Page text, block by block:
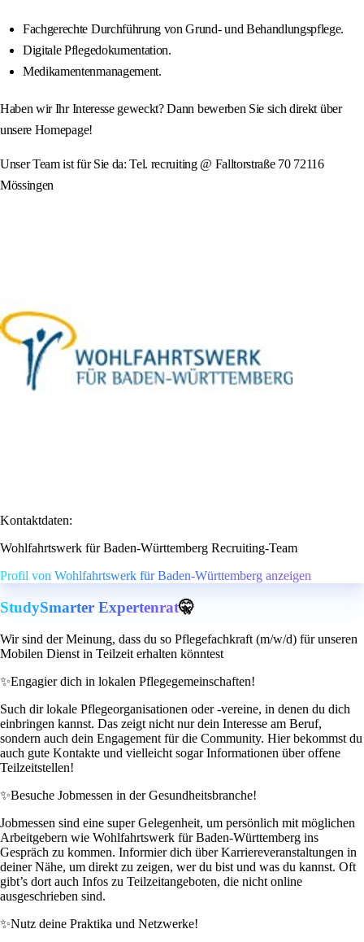
Fachgerechte Durchführung von Grund- und Behandlungspflege.
Digitale Pflegedokumentation.
Medikamentenmanagement.
Haben wir Ihr Interesse geweckt? Dann bewerben Sie sich direkt über
unsere Homepage!
Unser Team ist für Sie da: Tel. recruiting @ Falltorstraße 70 72116
Mössingen
Kontaktdaten:
Wohlfahrtswerk für Baden-Württemberg Recruiting-Team
Profil von Wohlfahrtswerk für Baden-Württemberg anzeigen
StudySmarter Expertenrat🤫
Wir sind der Meinung, dass du so Pflegefachkraft (m/w/d) für unseren
Mobilen Dienst in Teilzeit erhalten könntest
✨Engagier dich in lokalen Pflegegemeinschaften!
Such dir lokale Pflegeorganisationen oder -vereine, in denen du dich
einbringen kannst. Das zeigt nicht nur dein Interesse am Beruf,
sondern auch dein Engagement für die Community. Hier bekommst du
auch gute Kontakte und vielleicht sogar Informationen über offene
Teilzeitstellen!
✨Besuche Jobmessen in der Gesundheitsbranche!
Jobmessen sind eine super Gelegenheit, um persönlich mit möglichen
Arbeitgebern wie Wohlfahrtswerk für Baden-Württemberg ins
Gespräch zu kommen. Informier dich über Karriereveranstaltungen in
deiner Nähe, um direkt zu zeigen, wer du bist und was du kannst. Oft
gibt’s dort auch Infos zu Teilzeitangeboten, die nicht online
ausgeschrieben sind.
✨Nutz deine Praktika und Netzwerke!